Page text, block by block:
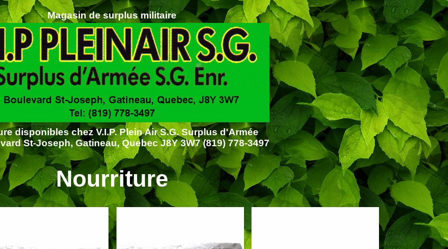
Magasin de surplus militaire
disponibles chez V.I.P. Plein Air S.G. Surplus d'Armée
St-Joseph, Gatineau, Quebec J8Y 3W7 (819) 778-3497
Nourriture